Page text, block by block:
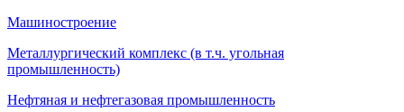
Машиностроение
Металлургический комплекс (в т.ч. угольная
промышленность)
Нефтяная и нефтегазовая промышленность